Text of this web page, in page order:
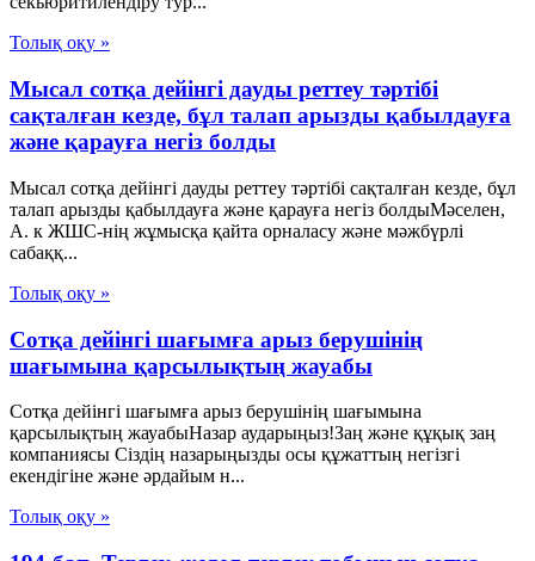
Толық оқу »
Мысал сотқа дейінгі дауды реттеу тәртібі
сақталған кезде, бұл талап арызды қабылдауға
және қарауға негіз болды
Мысал сотқа дейінгі дауды реттеу тәртібі сақталған кезде, бұл
талап арызды қабылдауға және қарауға негіз болдыМәселен,
А. к ЖШС-нің жұмысқа қайта орналасу және мәжбүрлі
сабаққ...
Толық оқу »
Сотқа дейінгі шағымға арыз берушінің
шағымына қарсылықтың жауабы
Сотқа дейінгі шағымға арыз берушінің шағымына
қарсылықтың жауабыНазар аударыңыз!Заң және құқық заң
компаниясы Сіздің назарыңызды осы құжаттың негізгі
екендігіне және әрдайым н...
Толық оқу »